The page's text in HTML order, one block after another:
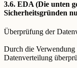
3.6. EDA (Die unten
Sicherheitsgründen
Überprüfung der
Durch die
Datenverteilung